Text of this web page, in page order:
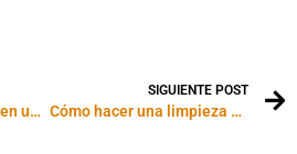
Cómo tener un jardín en un departamento pequeño
SIGUIENTE POST
Cómo hacer una limpieza express